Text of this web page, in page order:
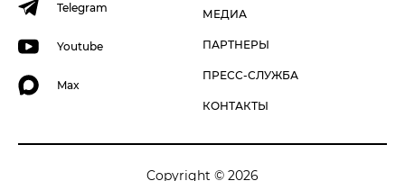
МЕДИА
ПАРТНЕРЫ
ПРЕСС-СЛУЖБА
КОНТАКТЫ
Telegram
Youtube
Max
Copyright © 2026